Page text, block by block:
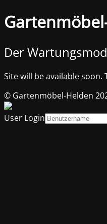
Der
Site will be available
© Gartenmöbel-Helden
User Login